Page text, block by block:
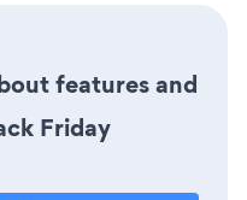
features and
Friday